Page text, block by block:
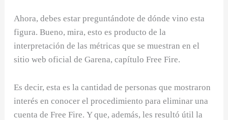
Ahora, debes estar preguntándote de dónde vino esta
figura. Bueno, mira, esto es producto de la
interpretación de las métricas que se muestran en el
sitio web oficial de Garena, capítulo Free Fire.
Es decir, esta es la cantidad de personas que mostraron
interés en conocer el procedimiento para eliminar una
cuenta de Free Fire. Y que, además, les resultó útil la